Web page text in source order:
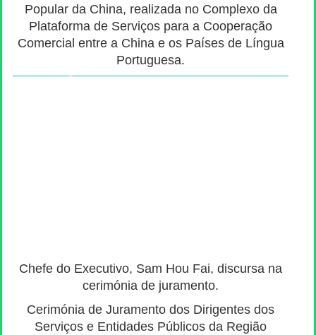
Popular da China, realizada no Complexo da
Plataforma de Serviços para a Cooperação
Comercial entre a China e os Países de Língua
Portuguesa.
Chefe do Executivo, Sam Hou Fai, discursa na
cerimónia de juramento.
Cerimónia de Juramento dos Dirigentes dos
Serviços e Entidades Públicos da Região